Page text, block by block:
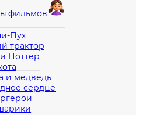
Пух
трактор
Поттер
и медведь
сердце